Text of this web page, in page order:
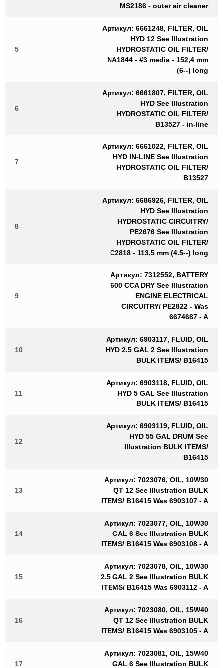
MS2186 - outer air cleaner
5
Артикул: 6661248, FILTER, OIL
HYD 12 See Illustration
HYDROSTATIC OIL FILTER/
NA1844 - #3 media - 152,4 mm
(6--) long
6
Артикул: 6661807, FILTER, OIL
HYD See Illustration
HYDROSTATIC OIL FILTER/
B13527 - in-line
7
Артикул: 6661022, FILTER, OIL
HYD IN-LINE See Illustration
HYDROSTATIC OIL FILTER/
B13527
8
Артикул: 6686926, FILTER, OIL
HYD See Illustration
HYDROSTATIC CIRCUITRY/
PE2676 See Illustration
HYDROSTATIC OIL FILTER/
C2818 - 113,5 mm (4.5--) long
9
Артикул: 7312552, BATTERY
600 CCA DRY See Illustration
ENGINE ELECTRICAL
CIRCUITRY/ PE2822 - Was
6674687 - A
10
Артикул: 6903117, FLUID, OIL
HYD 2.5 GAL 2 See Illustration
BULK ITEMS/ B16415
11
Артикул: 6903118, FLUID, OIL
HYD 5 GAL See Illustration
BULK ITEMS/ B16415
12
Артикул: 6903119, FLUID, OIL
HYD 55 GAL DRUM See
Illustration BULK ITEMS/
B16415
13
Артикул: 7023076, OIL, 10W30
QT 12 See Illustration BULK
ITEMS/ B16415 Was 6903107 - A
14
Артикул: 7023077, OIL, 10W30
GAL 6 See Illustration BULK
ITEMS/ B16415 Was 6903108 - A
15
Артикул: 7023078, OIL, 10W30
2.5 GAL 2 See Illustration BULK
ITEMS/ B16415 Was 6903112 - A
16
Артикул: 7023080, OIL, 15W40
QT 12 See Illustration BULK
ITEMS/ B16415 Was 6903105 - A
17
Артикул: 7023081, OIL, 15W40
GAL 6 See Illustration BULK